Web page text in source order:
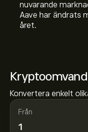
Konvertera enkelt
Från
nuvarande
Aave har ändrats
året.